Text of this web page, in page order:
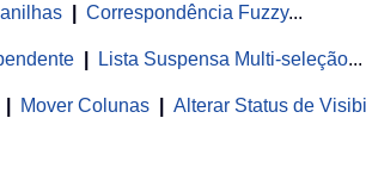
Correspondência Fuzzy...
Lista Suspensa Multi-seleção...
Mover Colunas Alterar Status de